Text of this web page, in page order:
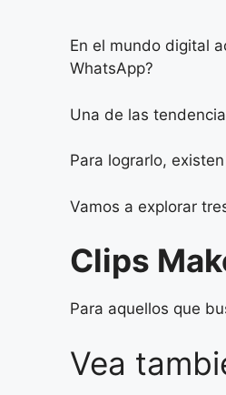
En el mundo digital
WhatsApp?
Una de las
Para lograrlo,
Vamos a explorar
Clips
Para aquellos que
Vea